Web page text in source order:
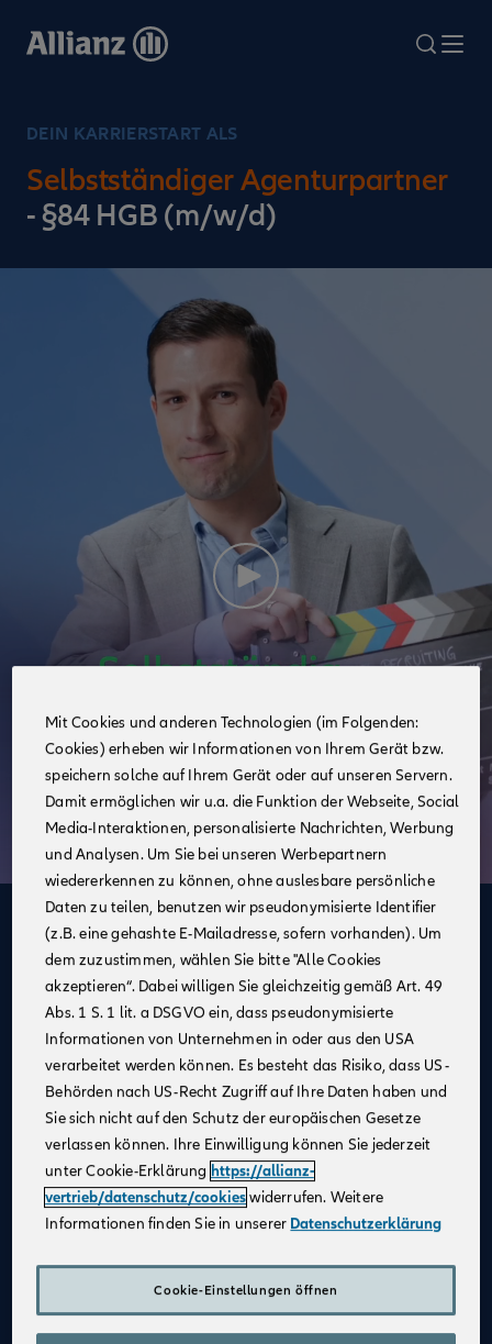
zum
search
DEIN KARRIERSTART ALS
Selbstständiger Agenturpartner
- §84 HGB (m/w/d)
Deine Vorteile
im Vertrieb der Allianz
Allianz als starker Partnerundstarke Marke
Kein großer Kostenblock , da keine Agentur
notwendig
Fester Kundenstamm
Digitale Verkaufsinstrumente
KostenfreieUnterstützung durch
Fachspezialist:innen
Aufbau einerAltersvorsorge
QualifizierteWeiterbildung
Mit Cookies und anderen Technologien (im Folgenden:
Cookies) erheben wir Informationen von Ihrem Gerät bzw.
speichern solche auf Ihrem Gerät oder auf unseren Servern.
Damit ermöglichen wir u.a. die Funktion der Webseite, Social
Media-Interaktionen, personalisierte Nachrichten, Werbung
und Analysen. Um Sie bei unseren Werbepartnern
wiedererkennen zu können, ohne auslesbare persönliche
Daten zu teilen, benutzen wir pseudonymisierte Identifier
(z.B. eine gehashte E-Mailadresse, sofern vorhanden). Um
dem zuzustimmen, wählen Sie bitte "Alle Cookies
akzeptieren“. Dabei willigen Sie gleichzeitig gemäß Art. 49
Abs. 1 S. 1 lit. a DSGVO ein, dass pseudonymisierte
Informationen von Unternehmen in oder aus den USA
verarbeitet werden können. Es besteht das Risiko, dass US-
Behörden nach US-Recht Zugriff auf Ihre Daten haben und
Sie sich nicht auf den Schutz der europäischen Gesetze
verlassen können. Ihre Einwilligung können Sie jederzeit
unter Cookie-Erklärung https://allianz-
vertrieb/datenschutz/cookieswiderrufen. Weitere
Informationen finden Sie in unserer Datenschutzerklärung
Cookie-Einstellungen öffnen